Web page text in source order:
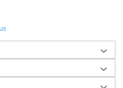
portofel bifold (pliere în două),
de vită de cea mai bună
fiecare portofel trece printr-
și finisare, asigurând o
orice produs realizat în serie
mat se integrează natural în orice